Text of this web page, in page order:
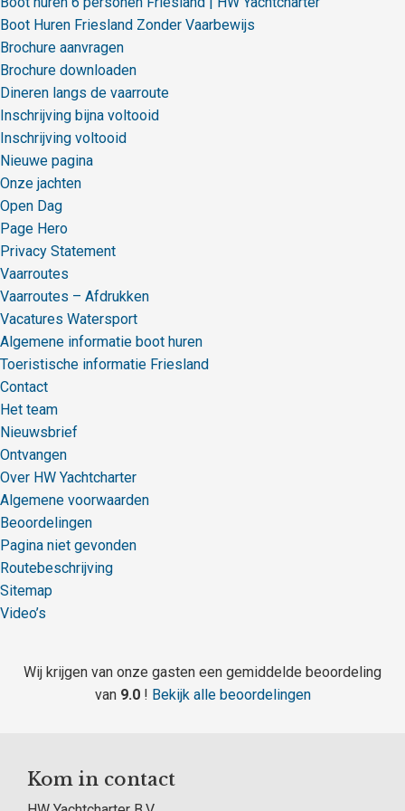
Boot Huren Friesland Zonder Vaarbewijs
Brochure aanvragen
Brochure downloaden
Dineren langs de vaarroute
Inschrijving bijna voltooid
Inschrijving voltooid
Nieuwe pagina
Onze jachten
Open Dag
Page Hero
Privacy Statement
Vaarroutes
Vaarroutes – Afdrukken
Vacatures Watersport
Algemene informatie boot huren
Toeristische informatie Friesland
Contact
Het team
Nieuwsbrief
Ontvangen
Over HW Yachtcharter
Algemene voorwaarden
Beoordelingen
Pagina niet gevonden
Routebeschrijving
Sitemap
Video’s
Wij krijgen van onze gasten een gemiddelde beoordeling
van 9.0 ! Bekijk alle beoordelingen
Kom in contact